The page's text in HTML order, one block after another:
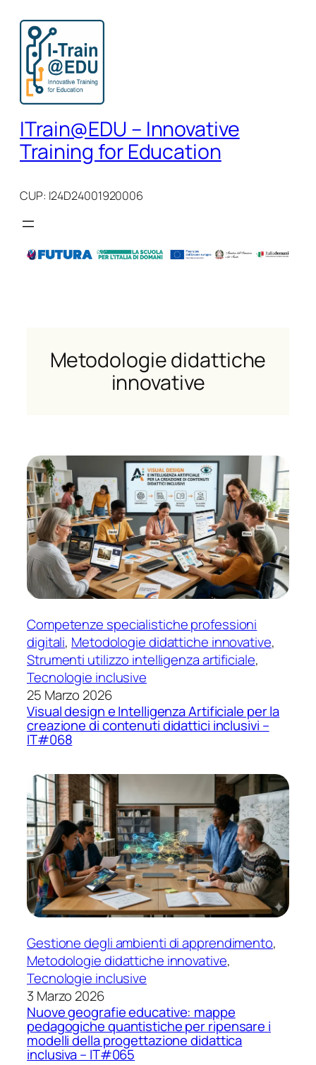
contenuto
ITrain@EDU – Innovative
Training for Education
CUP: I24D24001920006
Metodologie didattiche
innovative
Competenze specialistiche professioni
digitali, Metodologie didattiche innovative
Strumenti utilizzo intelligenza artificiale
Tecnologie inclusive
25 Marzo 2026
Visual design e Intelligenza Artificiale per la
creazione di contenuti didattici inclusivi –
IT#068
Gestione degli ambienti di apprendimento
Metodologie didattiche innovative
Tecnologie inclusive
3 Marzo 2026
Nuove geografie educative: mappe
pedagogiche quantistiche per ripensare i
modelli della progettazione didattica
inclusiva – IT#065